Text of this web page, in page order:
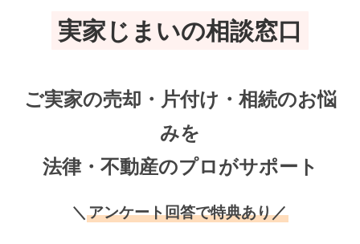
実家じまいの相談窓口
ご実家の売却・片付け・相続のお悩
みを
法律・不動産のプロがサポート
＼ アンケート回答で特典あり／